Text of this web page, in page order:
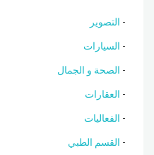
التصوير
السيارات
الصحة و الجمال
العقارات
الفعاليات
القسم الطبي